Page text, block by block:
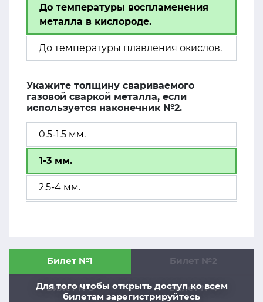
До температуры воспламенения
металла в кислороде.
До температуры плавления окислов.
Укажите толщину свариваемого
газовой сваркой металла, если
используется наконечник №2.
0.5-1.5 мм.
1-3 мм.
2.5-4 мм.
Для того чтобы открыть доступ ко всем
билетам зарегистрируйтесь
Билет №1 Билет №2
Билет №3 Билет №4